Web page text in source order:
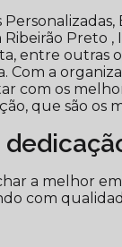
Preto ,
entre
Com a
com os
que são os
a melhor
com